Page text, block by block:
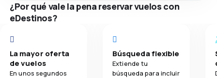
¿Por qué vale la pena reservar vuelos con
eDestinos?
La mayor oferta
de vuelos
En unos segundos
Búsqueda flexible
Extiende tu
búsqueda para incluir